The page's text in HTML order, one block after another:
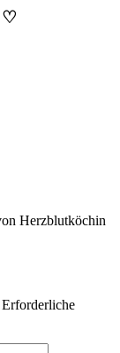
♡
Herzblutköchin
Erforderliche